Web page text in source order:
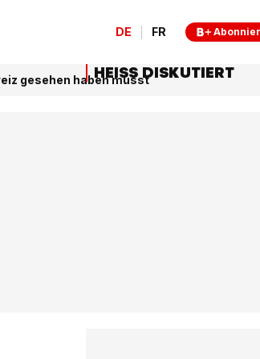
DE FR
gesehen haben musstHEISS DISKUTIERT